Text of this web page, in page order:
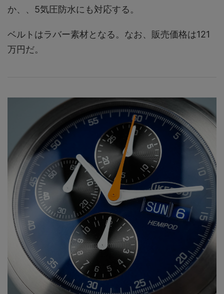
か、、5気圧防水にも対応する。
ベルトはラバー素材となる。なお、販売価格は121
万円だ。